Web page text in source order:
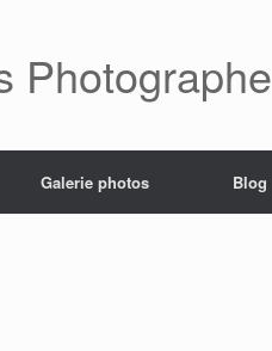
Photographe
Galerie photos Blog